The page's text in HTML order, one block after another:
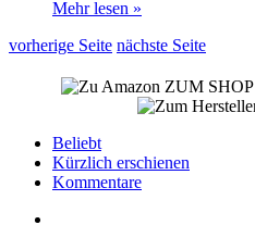
Mehr lesen »
vorherige Seite nächste Seite
ZUM SHOP
Beliebt
Kürzlich erschienen
Kommentare